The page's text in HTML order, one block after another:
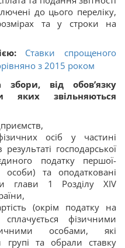
до цього переліку,
та у строки на
Ставки спрощеного
з 2015 роком
збори, від обов’язку
яких звільняються
осіб у частині
господарської
податку першої-
особи) та оподатковані
глави 1 Розділу XIV
(окрім податку на
фізичними
особами, які
групі та обрали ставку